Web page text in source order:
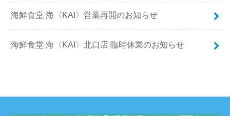
海鮮食堂 海〈KAI〉営業再開のお知らせ
海鮮食堂 海〈KAI〉北口店 臨時休業のお知らせ